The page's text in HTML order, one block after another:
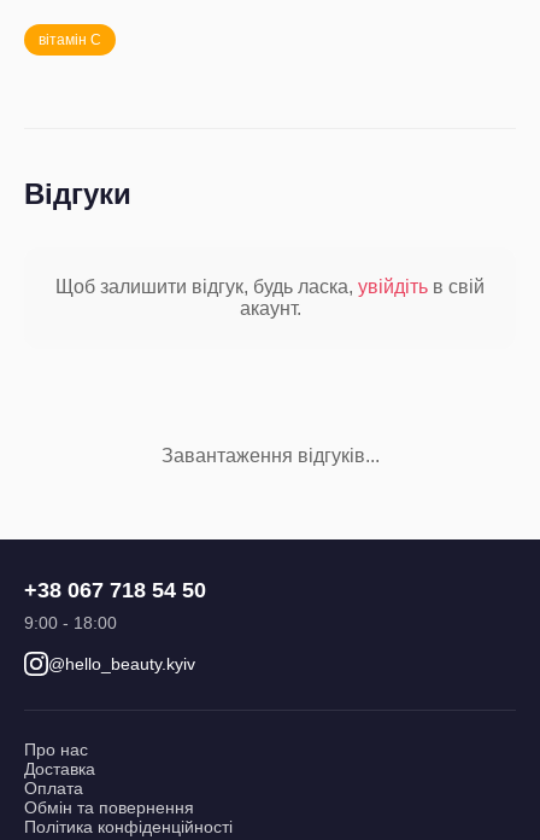
вітамін С
Відгуки
Щоб залишити відгук, будь ласка, увійдіть в свій
акаунт.
Завантаження відгуків...
+38 067 718 54 50
9:00 - 18:00
@hello_beauty.kyiv
Про нас
Доставка
Оплата
Обмін та повернення
Політика конфіденційності